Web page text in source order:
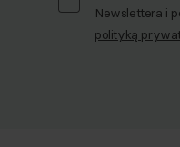
Newslettera i
polityką